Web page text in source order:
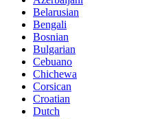
Belarusian
Bengali
Bosnian
Bulgarian
Cebuano
Chichewa
Corsican
Croatian
Dutch